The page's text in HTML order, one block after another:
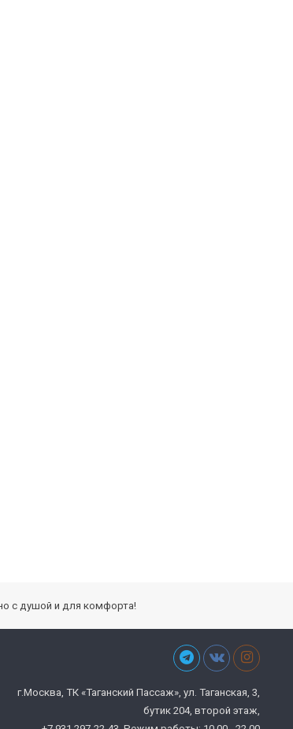
с душой и для комфорта!
г.Москва, ТК «Таганский Пассаж», ул. Таганская, 3,
бутик 204, второй этаж,